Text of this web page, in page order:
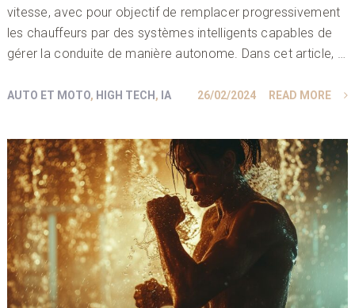
vitesse, avec pour objectif de remplacer progressivement
les chauffeurs par des systèmes intelligents capables de
gérer la conduite de manière autonome. Dans cet article, …
AUTO ET MOTO, HIGH TECH , IA 26/02/2024 READ MORE